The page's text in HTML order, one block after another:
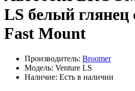
LS белый глянец
Fast Mount
Производитель: Broomer
Модель: Venture LS
Наличие: Есть в наличии